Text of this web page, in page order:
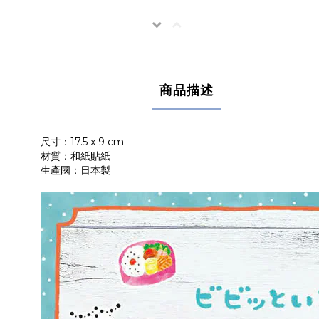
商品描述
尺寸：17.5 x 9 cm
材質：和紙貼紙
生產國：日本製